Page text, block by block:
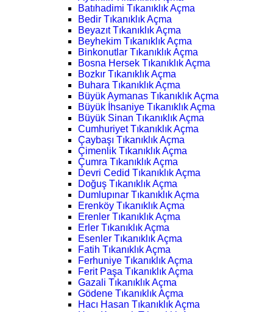
Batıhadimi Tıkanıklık Açma
Bedir Tıkanıklık Açma
Beyazıt Tıkanıklık Açma
Beyhekim Tıkanıklık Açma
Binkonutlar Tıkanıklık Açma
Bosna Hersek Tıkanıklık Açma
Bozkır Tıkanıklık Açma
Buhara Tıkanıklık Açma
Büyük Aymanas Tıkanıklık Açma
Büyük İhsaniye Tıkanıklık Açma
Büyük Sinan Tıkanıklık Açma
Cumhuriyet Tıkanıklık Açma
Çaybaşı Tıkanıklık Açma
Çimenlik Tıkanıklık Açma
Çumra Tıkanıklık Açma
Devri Cedid Tıkanıklık Açma
Doğuş Tıkanıklık Açma
Dumlupınar Tıkanıklık Açma
Erenköy Tıkanıklık Açma
Erenler Tıkanıklık Açma
Erler Tıkanıklık Açma
Esenler Tıkanıklık Açma
Fatih Tıkanıklık Açma
Ferhuniye Tıkanıklık Açma
Ferit Paşa Tıkanıklık Açma
Gazali Tıkanıklık Açma
Gödene Tıkanıklık Açma
Hacı Hasan Tıkanıklık Açma